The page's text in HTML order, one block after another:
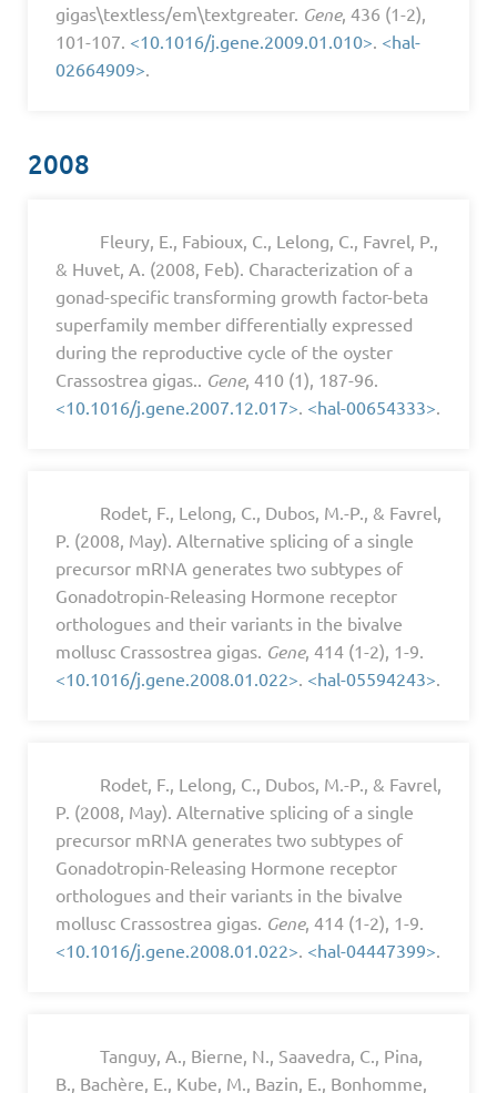
gigas\textless/em\textgreater. Gene, 436 (1-2),
101-107. <10.1016/j.gene.2009.01.010> <hal-
02664909>
2008
Fleury, E., Fabioux, C., Lelong, C., Favrel, P.,
& Huvet, A. (2008, Feb). Characterization of a
gonad-specific transforming growth factor-beta
superfamily member differentially expressed
during the reproductive cycle of the oyster
Crassostrea gigas.. Gene, 410 (1), 187-96.
<10.1016/j.gene.2007.12.017>. <hal-00654333>.
Rodet, F., Lelong, C., Dubos, M.-P., & Favrel,
P. (2008, May). Alternative splicing of a single
precursor mRNA generates two subtypes of
Gonadotropin-Releasing Hormone receptor
orthologues and their variants in the bivalve
mollusc Crassostrea gigas. Gene, 414 (1-2), 1-9.
<10.1016/j.gene.2008.01.022>. <hal-05594243>.
Rodet, F., Lelong, C., Dubos, M.-P., & Favrel,
P. (2008, May). Alternative splicing of a single
precursor mRNA generates two subtypes of
Gonadotropin-Releasing Hormone receptor
orthologues and their variants in the bivalve
mollusc Crassostrea gigas. Gene, 414 (1-2), 1-9.
<10.1016/j.gene.2008.01.022>. <hal-04447399>.
Tanguy, A., Bierne, N., Saavedra, C., Pina,
B., Bachère, E., Kube, M., Bazin, E., Bonhomme,